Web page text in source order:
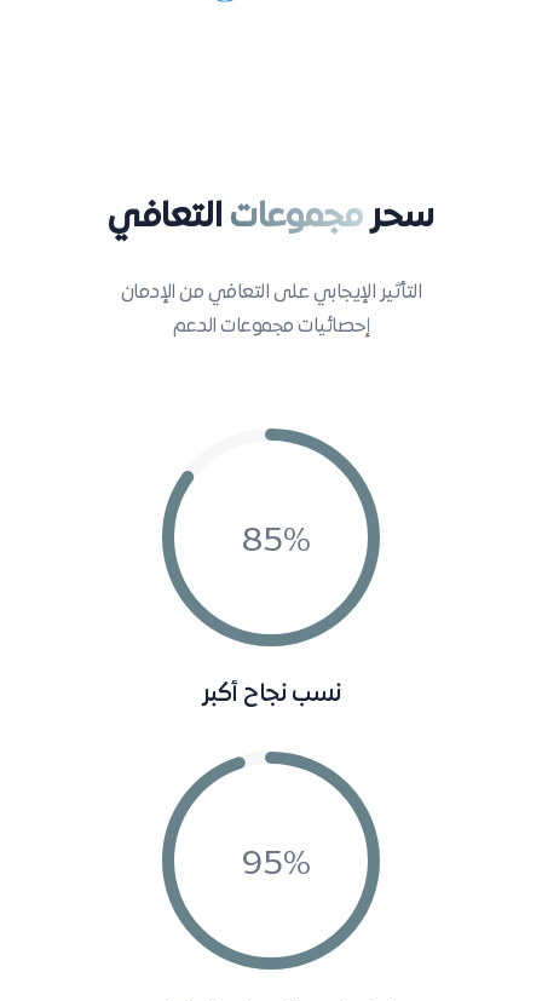
سحر مجموعات التعافي
التأثير الإيجابي على التعافي من الإدمان
إحصائيات مجموعات الدعم
85
نسب نجاح أكبر
95